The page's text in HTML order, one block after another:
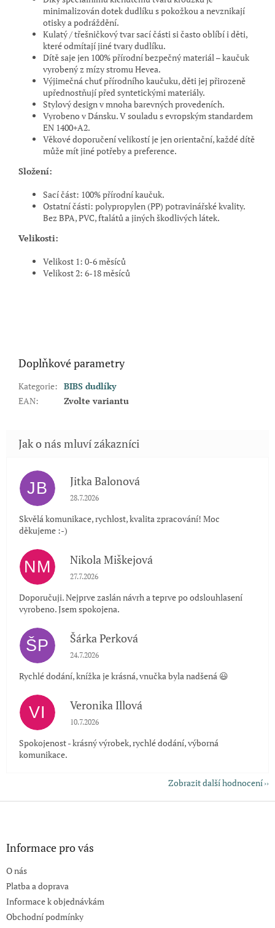
minimalizován dotek dudlíku s pokožkou a nevznikají
otisky a podráždění.
Kulatý / třešničkový tvar sací části si často oblíbí i děti,
které odmítají jiné tvary dudlíku.
Dítě saje jen 100% přírodní bezpečný materiál – kaučuk
vyrobený z mízy stromu Hevea.
Výjimečná chuť přírodního kaučuku, děti jej přirozeně
upřednostňují před syntetickými materiály.
Stylový design v mnoha barevných provedeních.
Vyrobeno v Dánsku. V souladu s evropským standardem
EN 1400+A2.
Věkové doporučení velikostí je jen orientační, každé dítě
může mít jiné potřeby a preference.
Složení:
Sací část: 100% přírodní kaučuk.
Ostatní části: polypropylen (PP) potravinářské kvality.
Bez BPA, PVC, ftalátů a jiných škodlivých látek.
Velikosti:
Velikost 1: 0-6 měsíců
Velikost 2: 6-18 měsíců
Doplňkové parametry
Kategorie: BIBS dudlíky
EAN: Zvolte variantu
JB Jitka Balonová
Hodnocení obchodu je 5 z 5 hvězdiček.
28.7.2026
Skvělá komunikace, rychlost, kvalita zpracování! Moc
děkujeme :-)
NM Nikola Miškejová
Hodnocení obchodu je 5 z 5 hvězdiček.
27.7.2026
Doporučuji. Nejprve zaslán návrh a teprve po odslouhlasení
vyrobeno. Jsem spokojena.
ŠP Šárka Perková
Hodnocení obchodu je 5 z 5 hvězdiček.
24.7.2026
Rychlé dodání, knížka je krásná, vnučka byla nadšená 😃
VI Veronika Illová
Hodnocení obchodu je 5 z 5 hvězdiček.
10.7.2026
Spokojenost - krásný výrobek, rychlé dodání, výborná
komunikace.
Zobrazit další hodnocení
Z
Informace pro vás
O nás
Platba a doprava
Informace k objednávkám
Obchodní podmínky